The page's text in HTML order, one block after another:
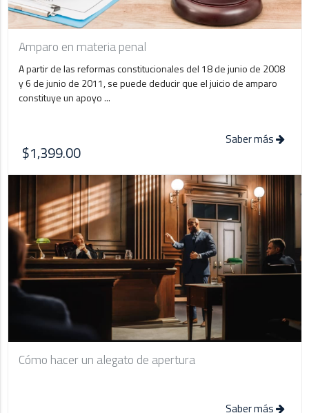
Amparo en materia penal
A partir de las reformas constitucionales del 18 de junio de 2008
y 6 de junio de 2011, se puede deducir que el juicio de amparo
constituye un apoyo ...
$1,399.00
Saber más
Cómo hacer un alegato de apertura
Saber más